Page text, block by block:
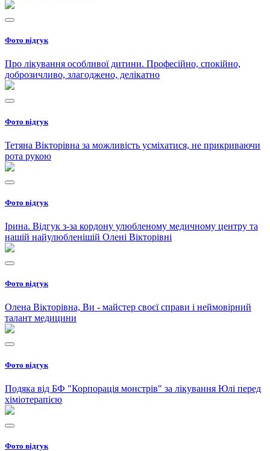
Фото відгук
Про лікування особливої дитини. Професійно, спокійно,
доброзичливо, злагоджено, делікатно
Фото відгук
Тетяна Вікторівна за можливість усміхатися, не прикриваючи
рота рукою
Фото відгук
Ірина. Відгук з-за кордону улюбленому медичному центру та
нашій найулюбленішій Олені Вікторівні
Фото відгук
Олена Вікторівна, Ви - майстер своєї справи і неймовірний
талант медицини
Фото відгук
Подяка від БФ "Корпорація монстрів" за лікування Юлі перед
хіміотерапією
Фото відгук